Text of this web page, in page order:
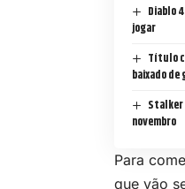
Diablo
jogar
Título
baixado de
Stalker
novembro
Para
que vão